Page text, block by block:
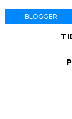
BLOGGER